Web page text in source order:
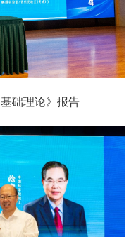
础理论》报告